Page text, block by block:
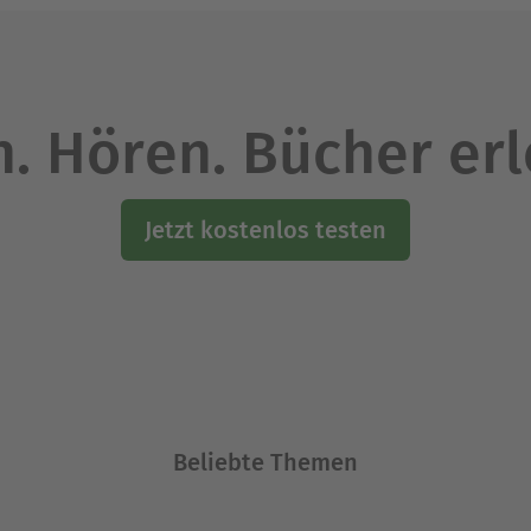
Hören. Bücher
Jetzt kostenlos testen
Beliebte Themen